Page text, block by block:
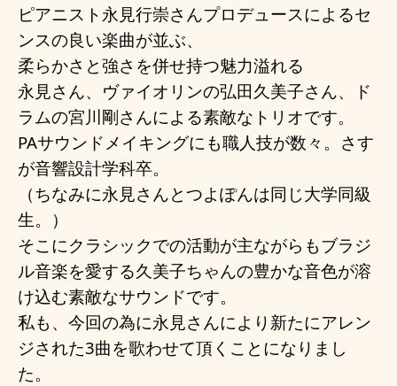
ピアニスト永見行崇さんプロデュースによるセ
ンスの良い楽曲が並ぶ、
柔らかさと強さを併せ持つ魅力溢れる
永見さん、ヴァイオリンの弘田久美子さん、ド
ラムの宮川剛さんによる素敵なトリオです。
PAサウンドメイキングにも職人技が数々。さす
が音響設計学科卒。
（ちなみに永見さんとつよぽんは同じ大学同級
生。）
そこにクラシックでの活動が主ながらもブラジ
ル音楽を愛する久美子ちゃんの豊かな音色が溶
け込む素敵なサウンドです。
私も、今回の為に永見さんにより新たにアレン
ジされた3曲を歌わせて頂くことになりまし
た。